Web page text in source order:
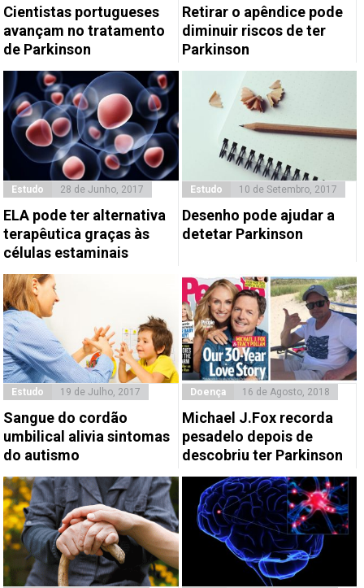
Cientistas portugueses
avançam no tratamento
de Parkinson
Retirar o apêndice pode
diminuir riscos de ter
Parkinson
Estudo 28 de Junho, 2017
ELA pode ter alternativa
terapêutica graças às
células estaminais
Estudo 10 de Setembro, 2017
Desenho pode ajudar a
detetar Parkinson
Estudo 19 de Julho, 2017
Sangue do cordão
umbilical alivia sintomas
do autismo
Doença 16 de Agosto, 2018
Michael J.Fox recorda
pesadelo depois de
descobriu ter Parkinson